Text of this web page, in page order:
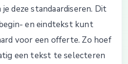
je deze standaardiseren. Dit
en eindtekst kunt
voor een offerte. Zo hoef
een tekst te selecteren